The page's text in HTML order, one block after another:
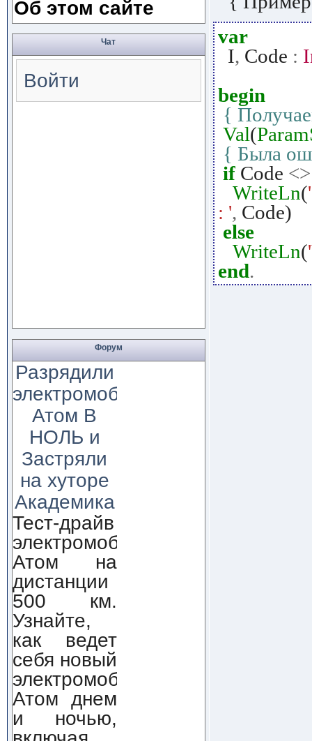
Об этом сайте
Чат
Войти
Форум
Разрядили
электромобиль
Атом В
НОЛЬ и
Застряли
на хуторе
Академика
Тест-драйв
электромобиля
Атом на
дистанции
500 км.
Узнайте,
как ведет
себя новый
электромобиль
Атом днем
и ночью,
var
I, Code :
begin
{
Val(
{ Была
ifCode <>
WriteLn(
: ', Code)
else
WriteLn(
end.